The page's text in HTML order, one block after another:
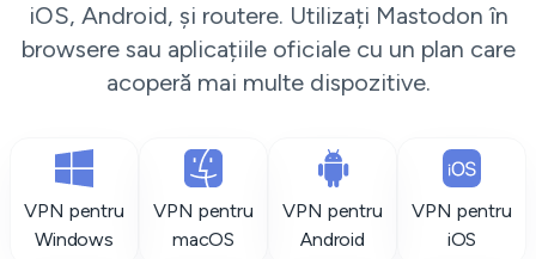
iOS, Android, și routere. Utilizați Mastodon în
browsere sau aplicațiile oficiale cu un plan care
acoperă mai multe dispozitive.
VPN pentru
Windows
VPN pentru
macOS
VPN pentru
Android
VPN pentru
iOS